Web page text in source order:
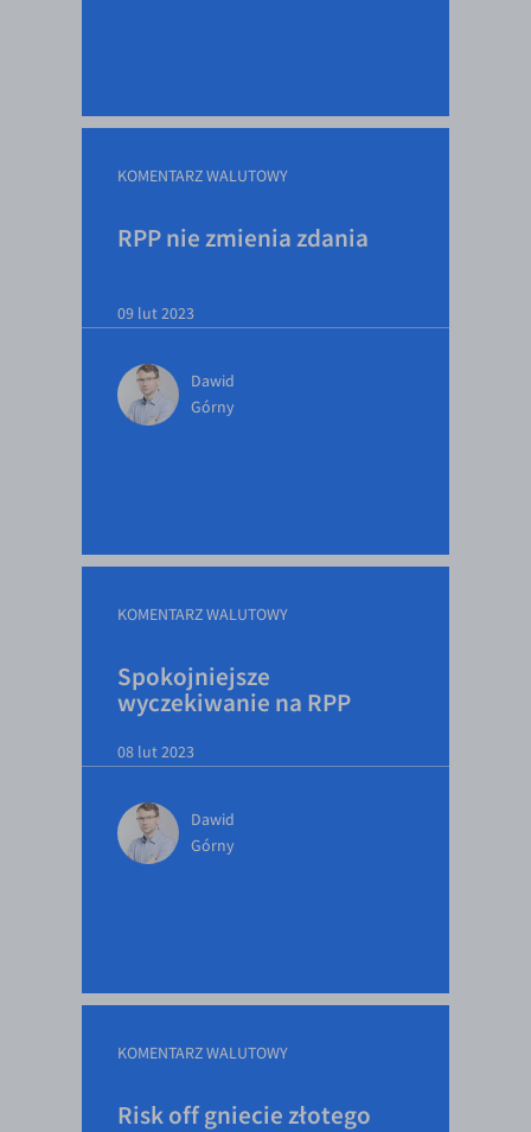
KOMENTARZ WALUTOWY
RPP nie zmienia zdania
09 lut 2023
Dawid
Górny
KOMENTARZ WALUTOWY
Spokojniejsze
wyczekiwanie na RPP
08 lut 2023
Dawid
Górny
KOMENTARZ WALUTOWY
Risk off gniecie złotego